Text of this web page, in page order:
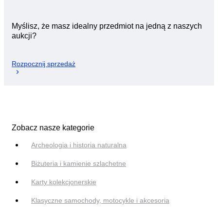
Myślisz, że masz idealny przedmiot na jedną z naszych
aukcji?
Rozpocznij sprzedaż
Zobacz nasze kategorie
Archeologia i historia naturalna
Biżuteria i kamienie szlachetne
Karty kolekcjonerskie
Klasyczne samochody, motocykle i akcesoria